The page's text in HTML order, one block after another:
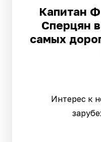
Капитан
Сперцян
самых
Интерес к